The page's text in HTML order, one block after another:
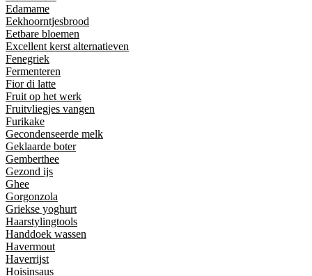
Edamame
Eekhoorntjesbrood
Eetbare bloemen
Excellent kerst alternatieven
Fenegriek
Fermenteren
Fior di latte
Fruit op het werk
Fruitvliegjes vangen
Furikake
Gecondenseerde melk
Geklaarde boter
Gemberthee
Gezond ijs
Ghee
Gorgonzola
Griekse yoghurt
Haarstylingtools
Handdoek wassen
Havermout
Haverrijst
Hoisinsaus